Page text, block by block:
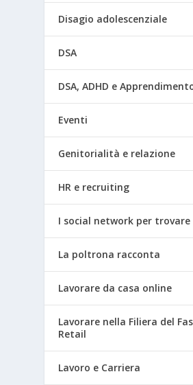
Disagio adolescenziale
DSA
DSA, ADHD e
Eventi
Genitorialità e relazione
HR e recruiting
I social network per trovare
La poltrona racconta
Lavorare da casa online
Lavorare nella Filiera del
Retail
Lavoro e Carriera